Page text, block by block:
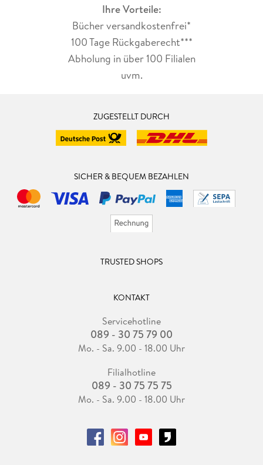
Ihre Vorteile:
Bücher versandkostenfrei*
100 Tage Rückgaberecht***
Abholung in über 100 Filialen
uvm.
ZUGESTELLT DURCH
SICHER & BEQUEM BEZAHLEN
TRUSTED SHOPS
KONTAKT
Servicehotline
089 - 30 75 79 00
Mo. - Sa. 9.00 - 18.00 Uhr
Filialhotline
089 - 30 75 75 75
Mo. - Sa. 9.00 - 18.00 Uhr